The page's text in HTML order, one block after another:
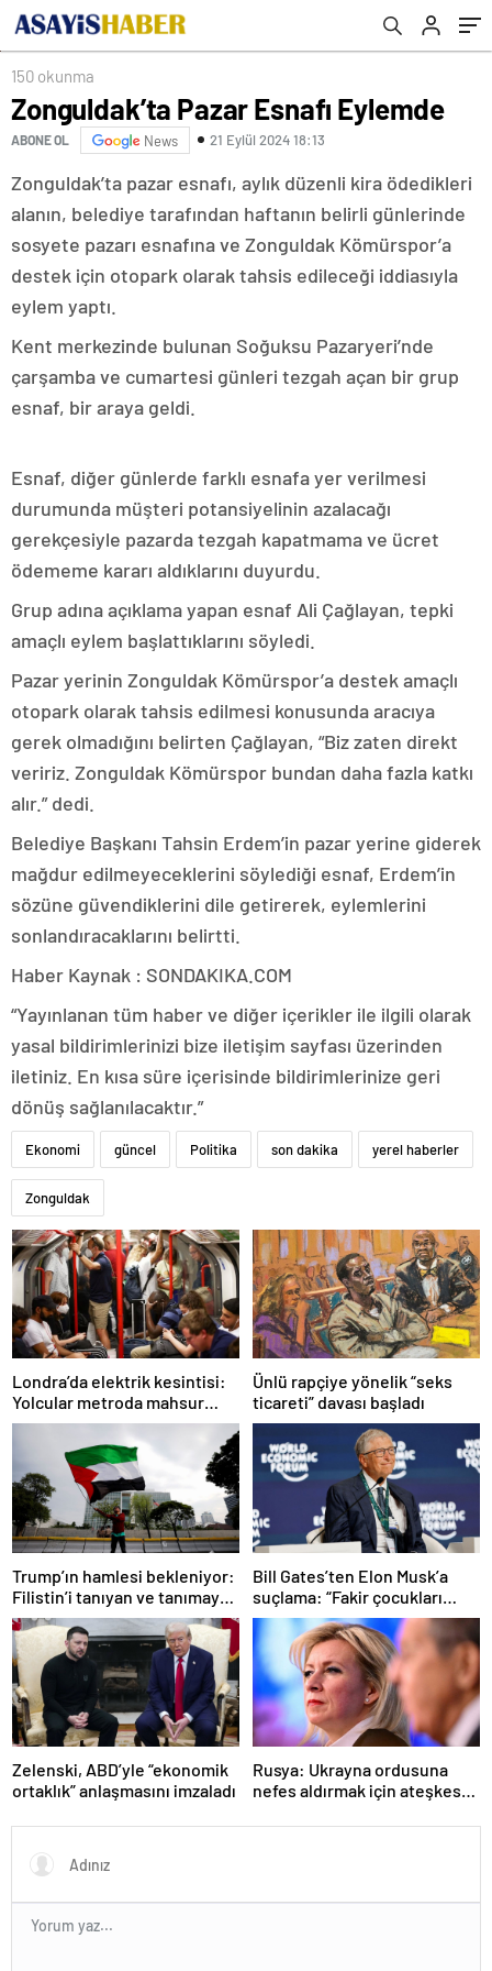
150 okunma
Zonguldak’ta Pazar Esnafı Eylemde
ABONE OL News 21 Eylül 2024 18:13
Zonguldak’ta pazar esnafı, aylık düzenli kira ödedikleri
alanın, belediye tarafından haftanın belirli günlerinde
sosyete pazarı esnafına ve Zonguldak Kömürspor’a
destek için otopark olarak tahsis edileceği iddiasıyla
eylem yaptı.
Kent merkezinde bulunan Soğuksu Pazaryeri’nde
çarşamba ve cumartesi günleri tezgah açan bir grup
esnaf, bir araya geldi.
Esnaf, diğer günlerde farklı esnafa yer verilmesi
durumunda müşteri potansiyelinin azalacağı
gerekçesiyle pazarda tezgah kapatmama ve ücret
ödememe kararı aldıklarını duyurdu.
Grup adına açıklama yapan esnaf Ali Çağlayan, tepki
amaçlı eylem başlattıklarını söyledi.
Pazar yerinin Zonguldak Kömürspor’a destek amaçlı
otopark olarak tahsis edilmesi konusunda aracıya
gerek olmadığını belirten Çağlayan, “Biz zaten direkt
veririz. Zonguldak Kömürspor bundan daha fazla katkı
alır.” dedi.
Belediye Başkanı Tahsin Erdem’in pazar yerine giderek
mağdur edilmeyeceklerini söylediği esnaf, Erdem’in
sözüne güvendiklerini dile getirerek, eylemlerini
sonlandıracaklarını belirtti.
Haber Kaynak : SONDAKIKA.COM
“Yayınlanan tüm haber ve diğer içerikler ile ilgili olarak
yasal bildirimlerinizi bize iletişim sayfası üzerinden
iletiniz. En kısa süre içerisinde bildirimlerinize geri
dönüş sağlanılacaktır.”
Ekonomi güncel Politika son dakika yerel haberler
Zonguldak
Londra’da elektrik kesintisi:
Yolcular metroda mahsur
kaldı
Ünlü rapçiye yönelik “seks
ticareti” davası başladı
Trump’ın hamlesi bekleniyor:
Filistin’i tanıyan ve tanımayan
ülkeler hangileri?
Bill Gates’ten Elon Musk’a
suçlama: “Fakir çocukları
öldürdü”
Zelenski, ABD’yle “ekonomik
ortaklık” anlaşmasını imzaladı
Rusya: Ukrayna ordusuna
nefes aldırmak için ateşkes